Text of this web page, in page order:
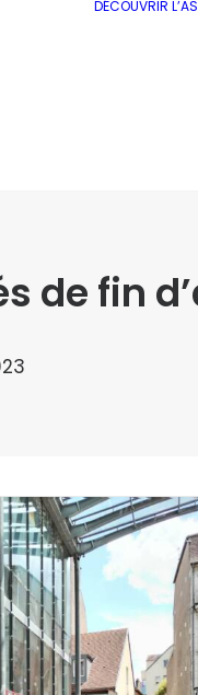
DÉCOUVRIR
de fin